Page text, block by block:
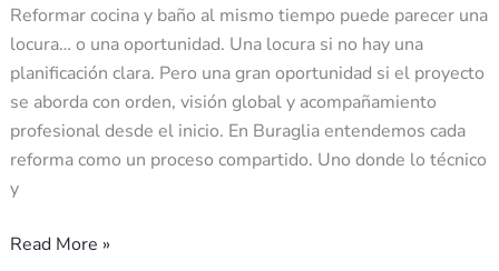
Reformar cocina y baño al mismo tiempo puede parecer una
locura… o una oportunidad. Una locura si no hay una
planificación clara. Pero una gran oportunidad si el proyecto
se aborda con orden, visión global y acompañamiento
profesional desde el inicio. En Buraglia entendemos cada
reforma como un proceso compartido. Uno donde lo técnico
y
Read More »